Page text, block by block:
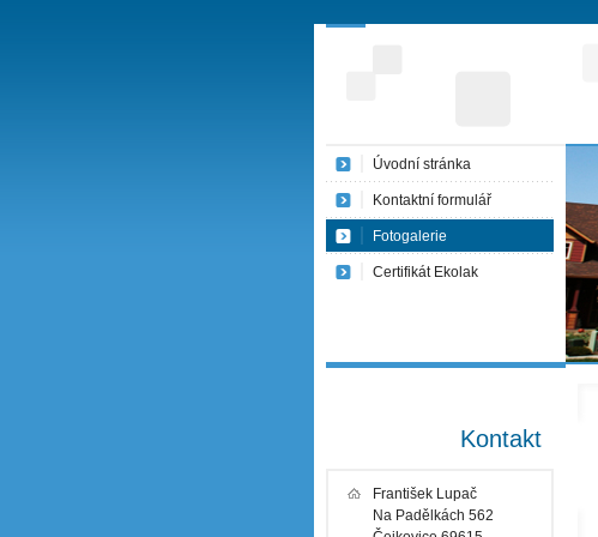
Úvodní stránka
Kontaktní formulář
Fotogalerie
Certifikát Ekolak
Kontakt
František Lupač
Na Padělkách 562